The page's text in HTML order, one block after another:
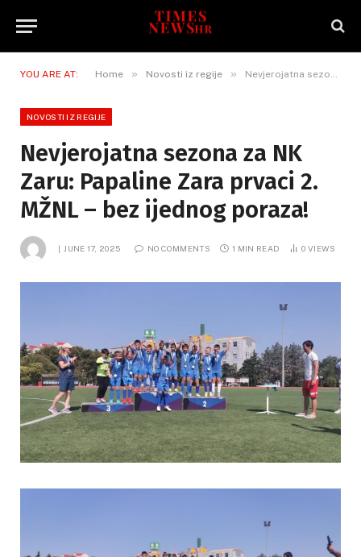
YOU ARE AT: Home » Novosti iz regije » Nevjerojatna sezona za NK Zaru: Papaline Zara prvaci 2. MŽNL – bez ijednog poraza!
NOVOSTI IZ REGIJE
Nevjerojatna sezona za NK
Zaru: Papaline Zara prvaci 2.
MŽNL – bez ijednog poraza!
JUNE 17, 2025 NO COMMENTS 1 MIN READ 0VIEWS